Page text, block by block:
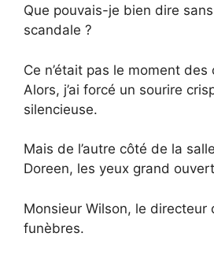
Que pouvais-je bien dire
scandale ?
Ce n’était pas le moment
Alors, j’ai forcé un sourire
silencieuse.
Mais de l’autre côté de la
Doreen, les yeux grand
Monsieur Wilson, le directeur
funèbres.